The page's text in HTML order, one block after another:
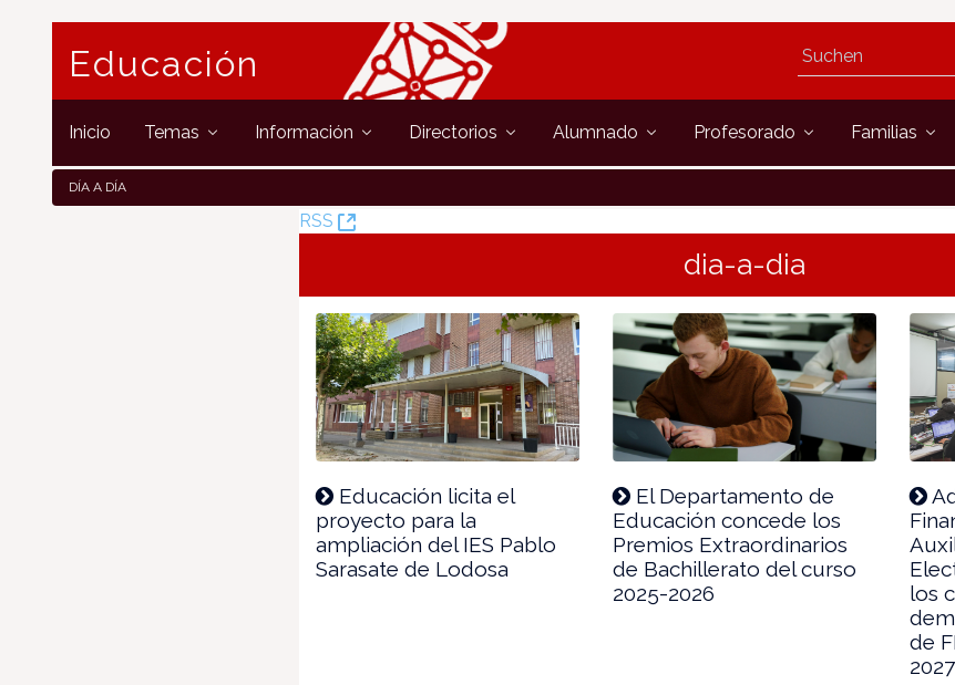
Educación
Inicio Temas Información Directorios Alumnado Profesorado Familias
DÍA A DÍA
RSS
(Öffnet
dia-a-dia
Educación licita el
proyecto para la
ampliación del IES Pablo
Sarasate de Lodosa
El Departamento de
Educación concede los
Premios Extraordinarios
de Bachillerato del curso
2025-2026
los
de
2027